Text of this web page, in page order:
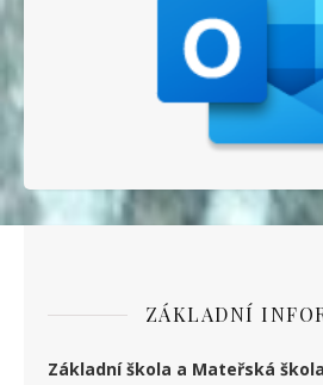
ZÁKLADNÍ
Základní škola a Mateřská